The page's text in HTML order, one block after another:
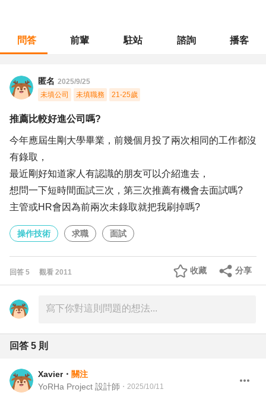
問答 前輩 駐站 諮詢 播客
匿名 2025/9/25
未填公司
未填職務 21-25歲
推薦比較好進公司嗎?
今年應屆生剛大學畢業，前幾個月投了兩次相同的工作都沒
有錄取，
最近剛好知道家人有認識的朋友可以介紹進去，
想問一下短時間面試三次，第三次推薦有機會去面試嗎?
主管或HR會因為前兩次未錄取就把我刷掉嗎?
操作技術 求職 面試
回答 5 觀看 2011 分享
收藏
回答 5 則
Xavier ・ 關注
YoRHa Project 設計師 ・ 2025/10/11